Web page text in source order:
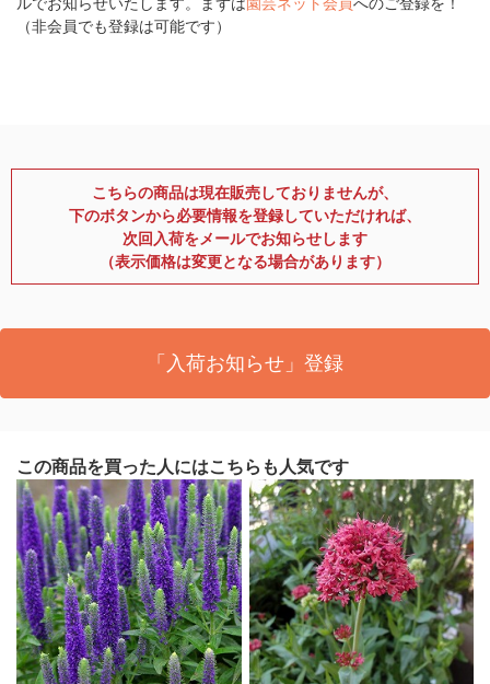
（非会員でも登録は可能です）
こちらの商品は現在販売しておりませんが、
下のボタンから必要情報を登録していただければ、
次回入荷をメールでお知らせします
（表示価格は変更となる場合があります）
「入荷お知らせ」登録
この商品を買った人にはこちらも人気です